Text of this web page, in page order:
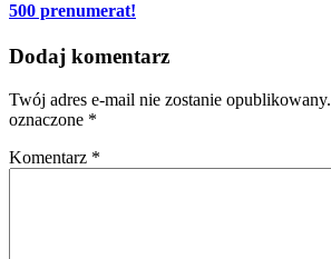
500 prenumerat!
Dodaj komentarz
Twój adres e-mail nie zostanie opublikowany.
oznaczone *
Komentarz *